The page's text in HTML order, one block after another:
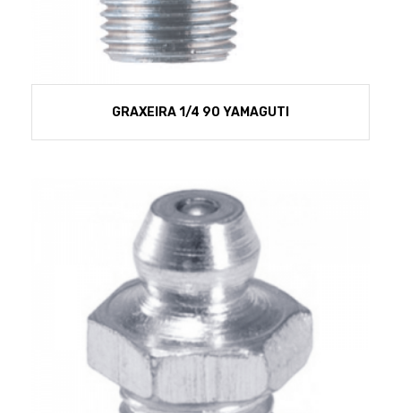
GRAXEIRA 1/4 90 YAMAGUTI